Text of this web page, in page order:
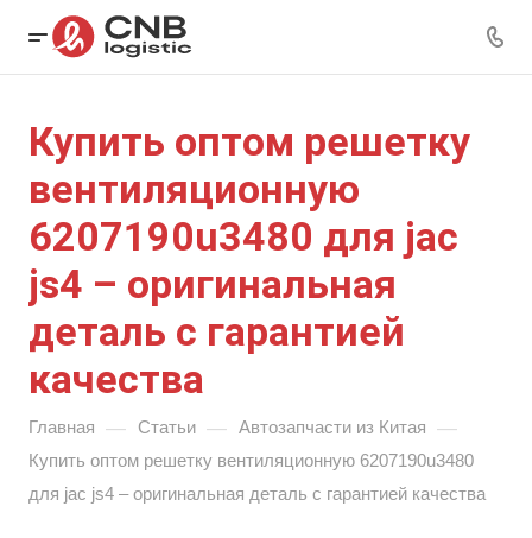
Купить оптом решетку
вентиляционную
6207190u3480 для jac
js4 – оригинальная
деталь с гарантией
качества
Главная — Статьи — Автозапчасти из Китая —
Купить оптом решетку вентиляционную 6207190u3480
для jac js4 – оригинальная деталь с гарантией качества